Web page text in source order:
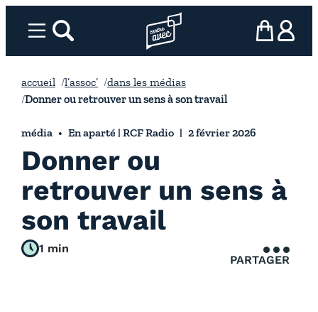
Menurechercher Page d’accueil l’association
mon panier
ma
accueil l’assoc’
dans les médias
Donner ou retrouver un sens à son travail
média En aparté | RCF Radio 2 février 2026
Donner ou
retrouver un sens à
son travail
1 min
PARTAGER